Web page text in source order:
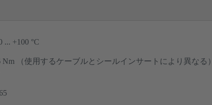
... +100 °C
Nm （使用するケーブルとシールインサートにより異なる）